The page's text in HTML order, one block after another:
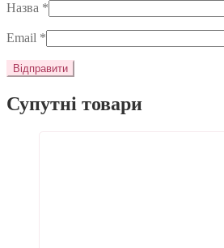
Назва *
Email *
Супутні товари